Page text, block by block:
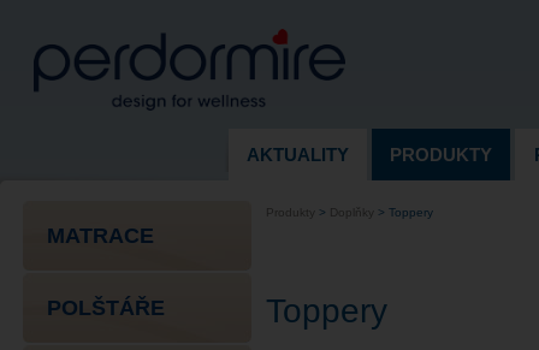
AKTUALITY PRODUKTY
MATRACE
POLŠTÁŘE
Produkty > Doplňky > Toppery
Toppery